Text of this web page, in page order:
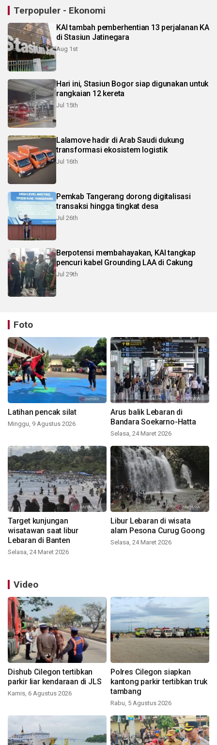
Terpopuler - Ekonomi
KAI tambah pemberhentian 13 perjalanan KA
di Stasiun Jatinegara
Aug 1st
Hari ini, Stasiun Bogor siap digunakan untuk
rangkaian 12 kereta
Jul 15th
Lalamove hadir di Arab Saudi dukung
transformasi ekosistem logistik
Jul 16th
Pemkab Tangerang dorong digitalisasi
transaksi hingga tingkat desa
Jul 26th
Berpotensi membahayakan, KAI tangkap
pencuri kabel Grounding LAA di Cakung
Jul 29th
Foto
Latihan pencak silat
Minggu, 9 Agustus 2026
Arus balik Lebaran di
Bandara Soekarno-Hatta
Selasa, 24 Maret 2026
Target kunjungan
wisatawan saat libur
Lebaran di Banten
Selasa, 24 Maret 2026
Libur Lebaran di wisata
alam Pesona Curug Goong
Selasa, 24 Maret 2026
Video
Dishub Cilegon tertibkan
parkir liar kendaraan di JLS
Kamis, 6 Agustus 2026
Polres Cilegon siapkan
kantong parkir tertibkan truk
tambang
Rabu, 5 Agustus 2026